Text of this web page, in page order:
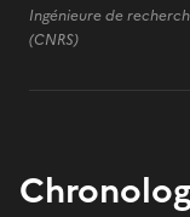
Ingénieure de
(CNRS)